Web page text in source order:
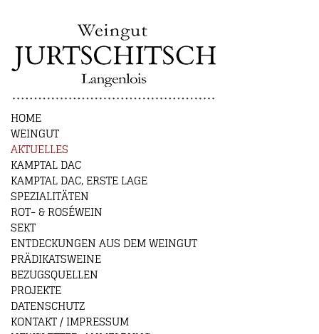
HOME
WEINGUT
AKTUELLES
KAMPTAL DAC
KAMPTAL DAC, ERSTE LAGE
SPEZIALITÄTEN
ROT- & ROSÉWEIN
SEKT
ENTDECKUNGEN AUS DEM WEINGUT
PRÄDIKATSWEINE
BEZUGSQUELLEN
PROJEKTE
DATENSCHUTZ
KONTAKT / IMPRESSUM